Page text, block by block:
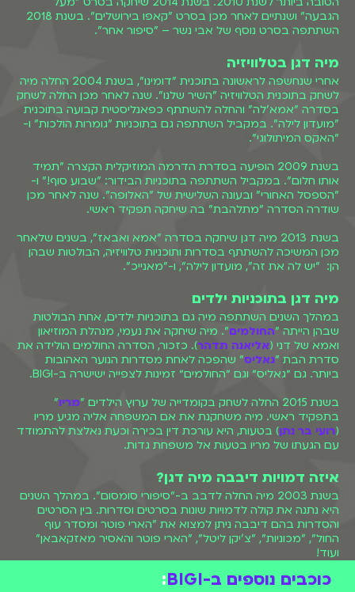
הגבעה" ושנתיים לאחר מכן בסרט "קאפו בירושלים". בשנת 2018
השתתפה בסרט נוסף של אבי נשר – "סיפור אחר".
מיה דגן בטלוויזיה
אחרי שנחשפה לראשונה בתוכנית "דומינו", בשנת 2004 החלה מיה
לשחק בתוכנית הטלוויזיה "השיר שלנו". שנה לאחר מכן החלה לשחק
בסדרה "אמא'לה" והחלה להשתתף כפאנליסטית קבועה בתוכנית
"מועדון לילה". במקביל השתתפה גם בתוכניות "גומרות הולכות" ו-
"האקס המיתולוגי".
בשנת 2009 הופיעה בסדרת הדרמה המוזיקלית הקצרה "תמיד
אותו חלום". במקביל השתתפה בתוכניות הבידור: "שבוע סוף!" ו-
"הספסל האחורי" ובעונה השלישית של "האלופה". שנה לאחר מכן
שודרה הסדרה "מתלהבת" בה שיחקה תפקיד ראשי.
בשנת 2013 מיה דגן שיחקה בסדרה "אמא ואבאז", בשנים שלאחר
מכן המשיכה להשתתף בסדרות ותוכניות טלוויזיה, הבולטות שבהן
הן: "יש לה את זה", מועדון לילה", ו-"מאנייכ".
מיה דגן בתוכניות ילדים
במהלך השנים השתתפה מיה גם בתוכניות ילדים, אחת הבולטות
שבהן הייתה "החולמים". מיה שיחקה את נעמי, מנהלת המוזיאון
ואמא של דני (אליאנה תדהר). כזכור, הסדרה החולמים הולידה את
סדרת הבת "גאליס" שהפכה לאחת מסדרות הנוער האהובות
ביותר. גם ״גאליס״ וגם ״החולמים״ זמינות לצפייה ישישרה ב-BIGI.
בשנת 2015 החלה לשחק בקומדייה של ערוץ הילדים "
מריו"
בתפקיד ראשי. מיה משחקנת את אם המשפחה אליה מגיע מריו
(רועי בר נתן) בטעות, היא עורכת דין בכירה וכעת נאלצת להתמודד
עם הגעתו של מריו בטעות אל משפחת גדות.
איזה דמויות דיבבה מיה דגן?
בשנת 2003 מיה החלה לדבב ב-"סיפורי סומסום". במהלך השנים
היא נתנה את קולה לדמויות שונות בסרטים וסדרות. בין הסרטים
והסדרות בהם דיבבה ניתן למצוא את "הארי פוטר ומסדר עוף
החול", "מכוניות", "צ'יקן ליטל", "הארי פוטר והאסיר מאזקאבאן"
ועוד!
כוכבים נוספים ב-BIGI :